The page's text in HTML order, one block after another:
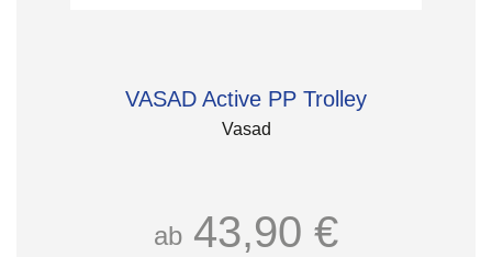
VASAD Active PP Trolley
Vasad
ab 43,90 €